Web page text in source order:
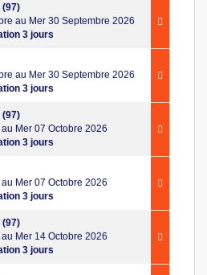
(97)
au Mer 30 Septembre 2026
3 jours
au Mer 30 Septembre 2026
3 jours
(97)
Mer 07 Octobre 2026
3 jours
Mer 07 Octobre 2026
3 jours
(97)
Mer 14 Octobre 2026
3 jours